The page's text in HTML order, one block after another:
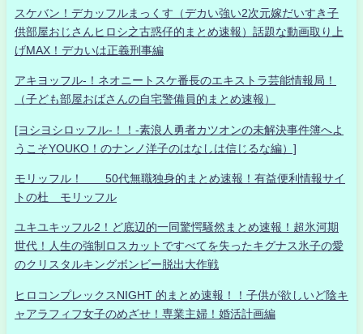
スケバン！デカッフルまっくす（デカい強い2次元嫁だいすき子
供部屋おじさんヒロシ之古惑仔的まとめ速報）話題な動画取り上
げMAX！デカいは正義刑事編
アキヨッフル-！ネオニートスケ番長のエキストラ芸能情報局！
（子ども部屋おばさんの自宅警備員的まとめ速報）
[ヨシヨシロッフル-！！-素浪人勇者カツオンの未解決事件簿へよ
うこそYOUKO！のナンノ洋子のはなしは信じるな編）]
モリッフル！ 50代無職独身的まとめ速報！有益便利情報サイ
トの杜 モリッフル
ユキユキッフル2！ど底辺的一同驚愕騒然まとめ速報！超氷河期
世代！人生の強制ロスカットですべてを失ったキグナス氷子の愛
のクリスタルキングボンビー脱出大作戦
ヒロコンプレックスNIGHT 的まとめ速報！！子供が欲しいど陰キ
ャアラフィフ女子のめざせ！専業主婦！婚活計画編